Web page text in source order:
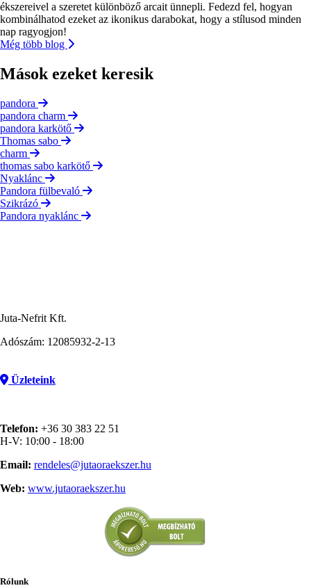
ékszereivel a szeretet különböző arcait ünnepli. Fedezd fel, hogyan
kombinálhatod ezeket az ikonikus darabokat, hogy a stílusod minden
nap ragyogjon!
Még több blog
Mások ezeket keresik
pandora
pandora charm
pandora karkötő
Thomas sabo
charm
thomas sabo karkötő
Nyaklánc
Pandora fülbevaló
Szikrázó
Pandora nyaklánc
Juta-Nefrit Kft.
Adószám: 12085932-2-13
Üzleteink
Telefon: +36 30 383 22 51
H-V: 10:00 - 18:00
Email: rendeles@jutaoraekszer.hu
Web: www.jutaoraekszer.hu
Rólunk